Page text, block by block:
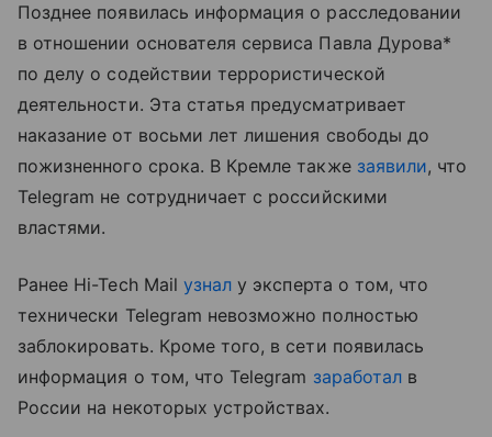
Позднее появилась информация о расследовании
в отношении основателя сервиса Павла Дурова*
по делу о содействии террористической
деятельности. Эта статья предусматривает
наказание от восьми лет лишения свободы до
пожизненного срока. В Кремле также заявили, что
Telegram не сотрудничает с российскими
властями.
Ранее Hi-Tech Mail узнал у эксперта о том, что
технически Telegram невозможно полностью
заблокировать. Кроме того, в сети появилась
информация о том, что Telegram заработалв
России на некоторых устройствах.